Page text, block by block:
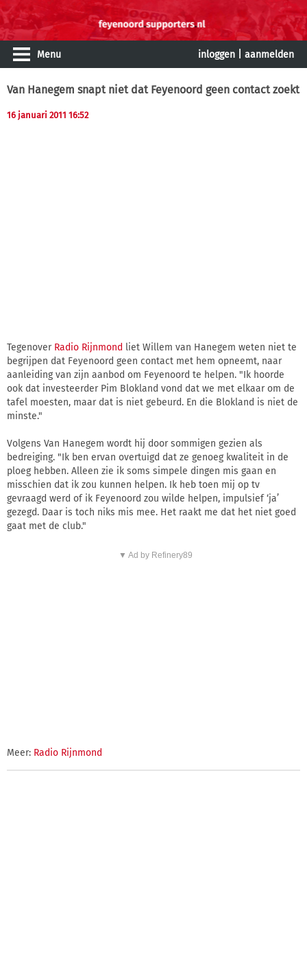
Menu inloggen aanmelden
Van Hanegem snapt niet dat Feyenoord geen contact zoekt
16 januari 2011 16:52
Tegenover Radio Rijnmond liet Willem van Hanegem weten niet te
begrijpen dat Feyenoord geen contact met hem opneemt, naar
aanleiding van zijn aanbod om Feyenoord te helpen. "Ik hoorde
ook dat investeerder Pim Blokland vond dat we met elkaar om de
tafel moesten, maar dat is niet gebeurd. En die Blokland is niet de
minste."
Volgens Van Hanegem wordt hij door sommigen gezien als
bedreiging. "Ik ben ervan overtuigd dat ze genoeg kwaliteit in de
ploeg hebben. Alleen zie ik soms simpele dingen mis gaan en
misschien dat ik zou kunnen helpen. Ik heb toen mij op tv
gevraagd werd of ik Feyenoord zou wilde helpen, impulsief ‘ja’
gezegd. Daar is toch niks mis mee. Het raakt me dat het niet goed
gaat met de club."
▼ Ad by Refinery89
Meer: Radio Rijnmond